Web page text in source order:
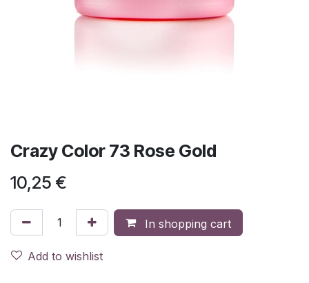
Crazy Color 73 Rose Gold
10,25 €
In shopping cart
Add to wishlist